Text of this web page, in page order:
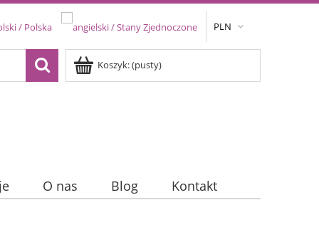
PLN
Koszyk:(pusty)
O nas Blog Kontakt